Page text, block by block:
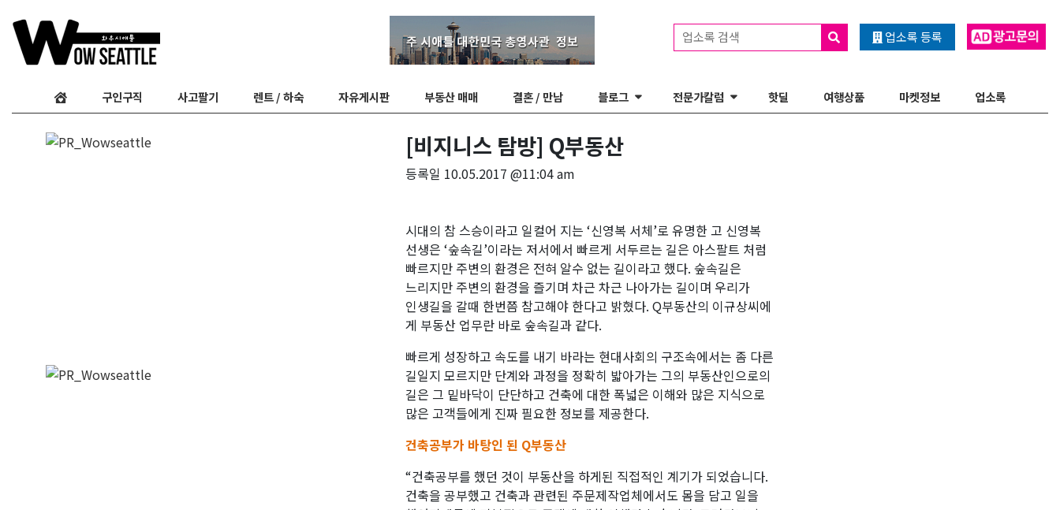
업소록 등록
업소록 검색
구인구직 사고팔기 렌트 / 하숙 자유게시판 부동산 매매 결혼 / 만남 블로그 전문가칼럼 핫딜 여행상품 마켓정보 업소록
[비지니스 탐방] Q부동산
등록일 10.05.2017 @11:04 am
시대의 참 스승이라고 일컬어 지는 ‘신영복 서체’로 유명한 고 신영복
선생은 ‘숲속길’이라는 저서에서 빠르게 서두르는 길은 아스팔트 처럼
빠르지만 주변의 환경은 전혀 알수 없는 길이라고 했다. 숲속길은
느리지만 주변의 환경을 즐기며 차근 차근 나아가는 길이며 우리가
인생길을 갈때 한번쯤 참고해야 한다고 밝혔다. Q부동산의 이규상씨에
게 부동산 업무란 바로 숲속길과 같다.
빠르게 성장하고 속도를 내기 바라는 현대사회의 구조속에서는 좀 다른
길일지 모르지만 단계와 과정을 정확히 밟아가는 그의 부동산인으로의
길은 그 밑바닥이 단단하고 건축에 대한 폭넓은 이해와 많은 지식으로
많은 고객들에게 진짜 필요한 정보를 제공한다.
건축공부가 바탕인 된 Q부동산
“건축공부를 했던 것이 부동산을 하게된 직접적인 계기가 되었습니다.
건축을 공부했고 건축과 관련된 주문제작업체에서도 몸을 담고 일을